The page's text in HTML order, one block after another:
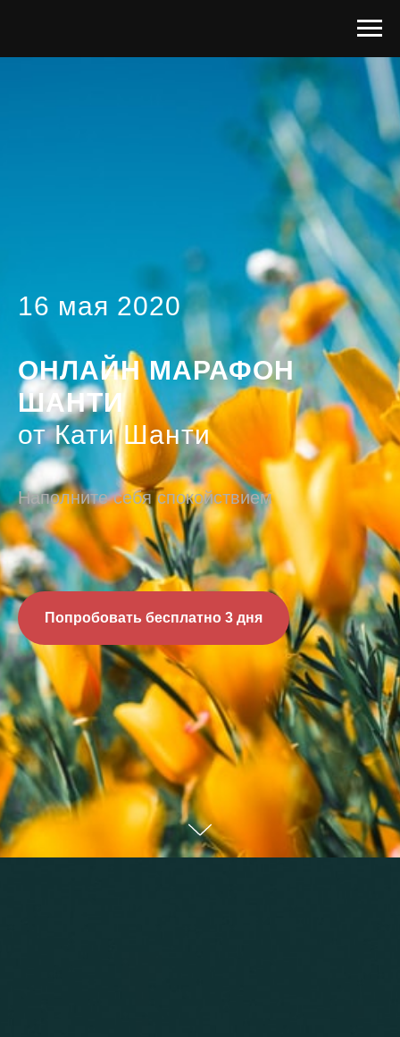
16 мая 2020
ОНЛАЙН МАРАФОН
ШАНТИ
от Кати Шанти
Наполните себя спокойствием
Попробовать бесплатно 3 дня